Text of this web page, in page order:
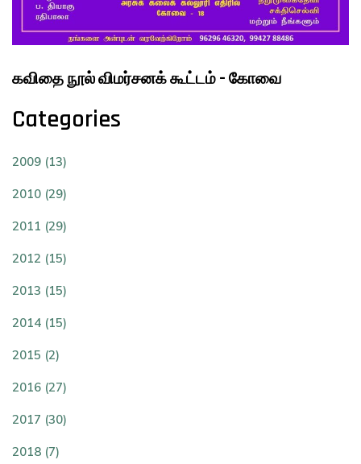
கவிதை நூல் விமர்சனக் கூட்டம் – கோவை
Categories
2009 (13)
2010 (29)
2011 (29)
2012 (15)
2013 (15)
2014 (15)
2015 (2)
2016 (27)
2017 (30)
2018 (7)